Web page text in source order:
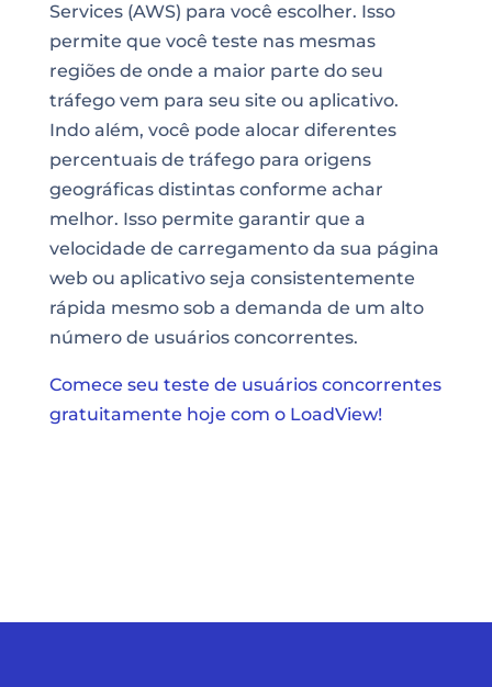
Services (AWS) para você escolher. Isso
permite que você teste nas mesmas
regiões de onde a maior parte do seu
tráfego vem para seu site ou aplicativo.
Indo além, você pode alocar diferentes
percentuais de tráfego para origens
geográficas distintas conforme achar
melhor. Isso permite garantir que a
velocidade de carregamento da sua página
web ou aplicativo seja consistentemente
rápida mesmo sob a demanda de um alto
número de usuários concorrentes.
Comece seu teste de usuários concorrentes
gratuitamente hoje com o LoadView!